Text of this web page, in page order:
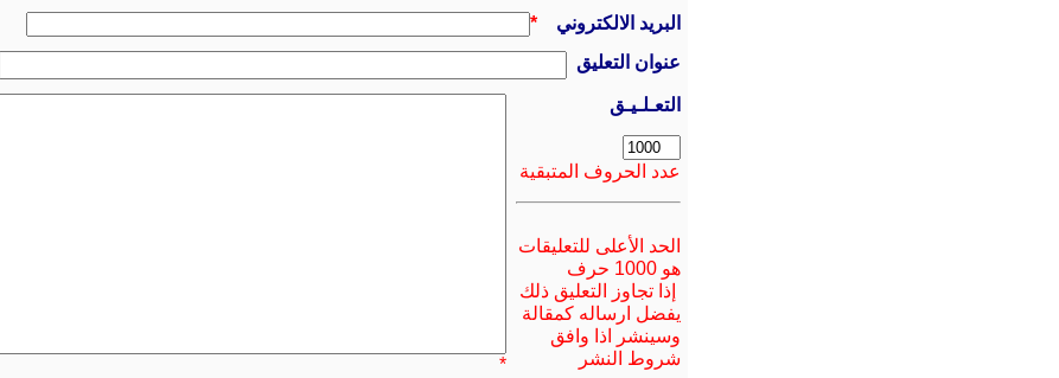
البريد الالكتروني
*
عنوان التعليق
التعـلـيـق
عدد الحروف المتبقية
الحد الأعلى للتعليقات
هو 1000 حرف
إذا تجاوز التعليق ذلك
يفضل ارساله كمقالة
وسينشر اذا وافق
شروط النشر
*